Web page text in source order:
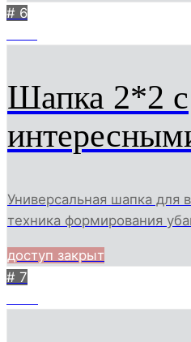
# 6
Шапка 2*2 с
Универсальная шапка для
техника формирования
доступ закрыт
# 7